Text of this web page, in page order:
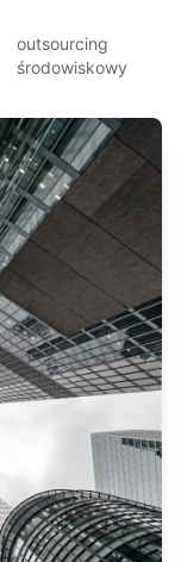
outsourcing
środowiskowy